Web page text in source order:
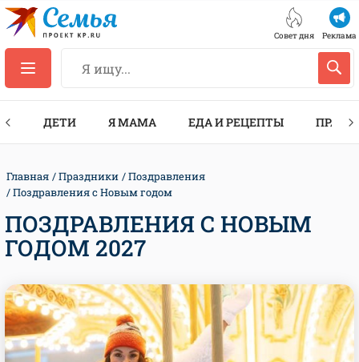
Совет дня Реклама
ДЕТИ Я МАМА ЕДА И РЕЦЕПТЫ
Главная Праздники
Поздравления
Поздравления с Новым годом
ПОЗДРАВЛЕНИЯ С НОВЫМ
ГОДОМ 2027